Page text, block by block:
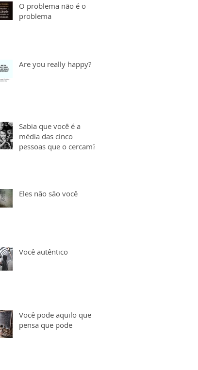
O problema não é o
problema
Are you really happy?
Sabia que você é a
média das cinco
pessoas que o cercam?
Eles não são você
Você autêntico
Você pode aquilo que
pensa que pode